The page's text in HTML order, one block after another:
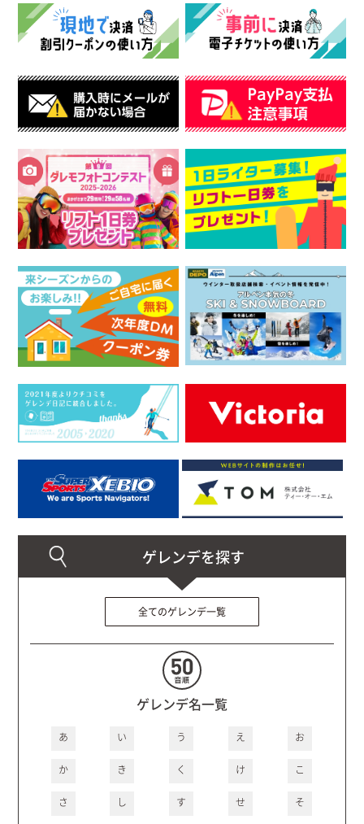
全てのゲレンデ一覧
ゲレンデ名一覧
あ い う え お
か き く け こ
さ し す せ そ